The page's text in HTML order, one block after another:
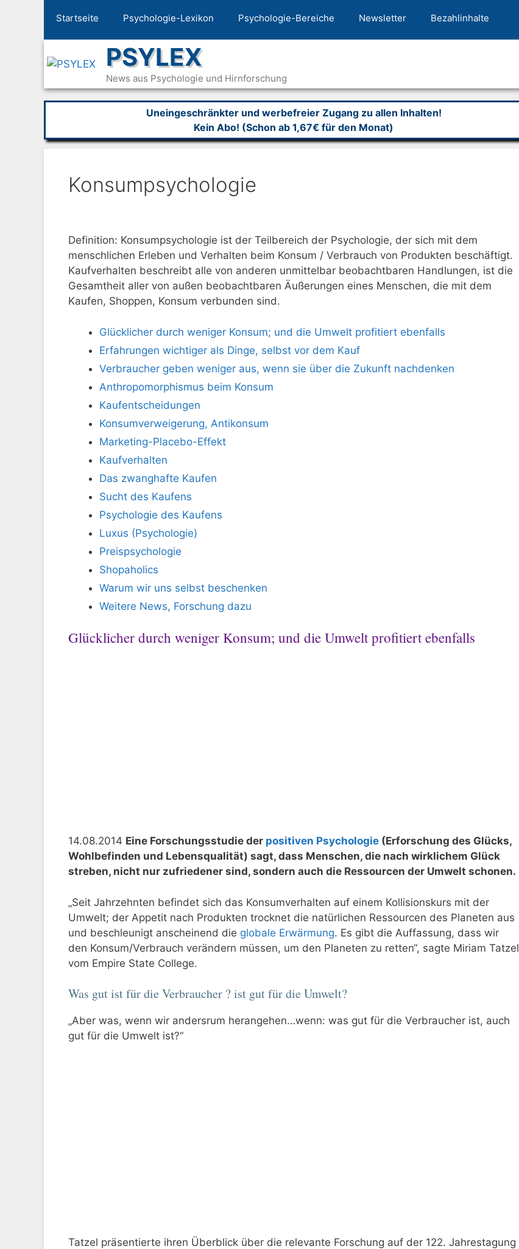
Startseite Psychologie-Lexikon Psychologie-Bereiche Newsletter Bezahlinhalte
PSYLEX
News aus Psychologie und Hirnforschung
Uneingeschränkter und werbefreier Zugang zu allen Inhalten!
Kein Abo! (Schon ab 1,67€ für den Monat)
Konsumpsychologie
Definition: Konsumpsychologie ist der Teilbereich der Psychologie, der sich mit dem
menschlichen Erleben und Verhalten beim Konsum / Verbrauch von Produkten beschäftigt.
Kaufverhalten beschreibt alle von anderen unmittelbar beobachtbaren Handlungen, ist die
Gesamtheit aller von außen beobachtbaren Äußerungen eines Menschen, die mit dem
Kaufen, Shoppen, Konsum verbunden sind.
Glücklicher durch weniger Konsum; und die Umwelt profitiert ebenfalls
Erfahrungen wichtiger als Dinge, selbst vor dem Kauf
Verbraucher geben weniger aus, wenn sie über die Zukunft nachdenken
Anthropomorphismus beim Konsum
Kaufentscheidungen
Konsumverweigerung, Antikonsum
Marketing-Placebo-Effekt
Kaufverhalten
Das zwanghafte Kaufen
Sucht des Kaufens
Psychologie des Kaufens
Luxus (Psychologie)
Preispsychologie
Shopaholics
Warum wir uns selbst beschenken
Weitere News, Forschung dazu
Glücklicher durch weniger Konsum; und die Umwelt profitiert ebenfalls
14.08.2014 Eine Forschungsstudie der positiven Psychologie (Erforschung des Glücks,
Wohlbefinden und Lebensqualität) sagt, dass Menschen, die nach wirklichem Glück
streben, nicht nur zufriedener sind, sondern auch die Ressourcen der Umwelt schonen.
„Seit Jahrzehnten befindet sich das Konsumverhalten auf einem Kollisionskurs mit der
Umwelt; der Appetit nach Produkten trocknet die natürlichen Ressourcen des Planeten aus
und beschleunigt anscheinend die globale Erwärmung. Es gibt die Auffassung, dass wir
den Konsum/Verbrauch verändern müssen, um den Planeten zu retten“, sagte Miriam Tatzel
vom Empire State College.
Was gut ist für die Verbraucher ? ist gut für die Umwelt?
„Aber was, wenn wir andersrum herangehen…wenn: was gut für die Verbraucher ist, auch
gut für die Umwelt ist?“
Tatzel präsentierte ihren Überblick über die relevante Forschung auf der 122. Jahrestagung